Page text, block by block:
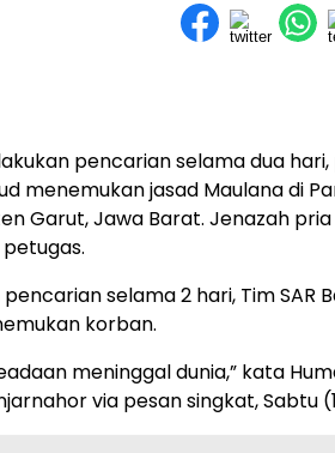
pencarian selama dua
menemukan jasad Maulana di
Garut, Jawa Barat. Jenazah
selama 2 hari, Tim SAR
korban.
meninggal dunia,” kata
via pesan singkat, Sabtu